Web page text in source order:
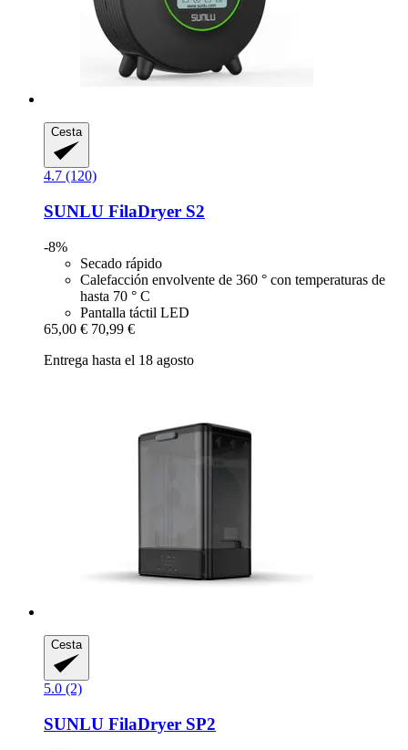
Cesta
4.7 (120)
SUNLU FilaDryer S2
-8%
Secado rápido
Calefacción envolvente de 360 ° con temperaturas de
hasta 70 ° C
Pantalla táctil LED
65,00 € 70,99 €
Entrega hasta el 18 agosto
Cesta
5.0 (2)
SUNLU FilaDryer SP2